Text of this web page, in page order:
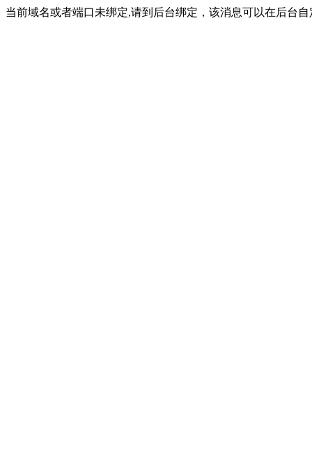
当前域名或者端口未绑定,请到后台绑定，该消息可以在后台自